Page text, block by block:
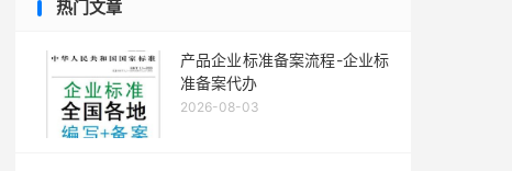
热门文章
产品企业标准备案流程-企业标
准备案代办
2026-08-03